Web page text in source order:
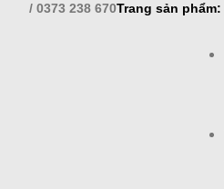
/ 0373 238 670Trang sản phẩm: